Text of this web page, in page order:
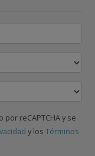
nosotros
reCAPTCHA y se
y los Términos